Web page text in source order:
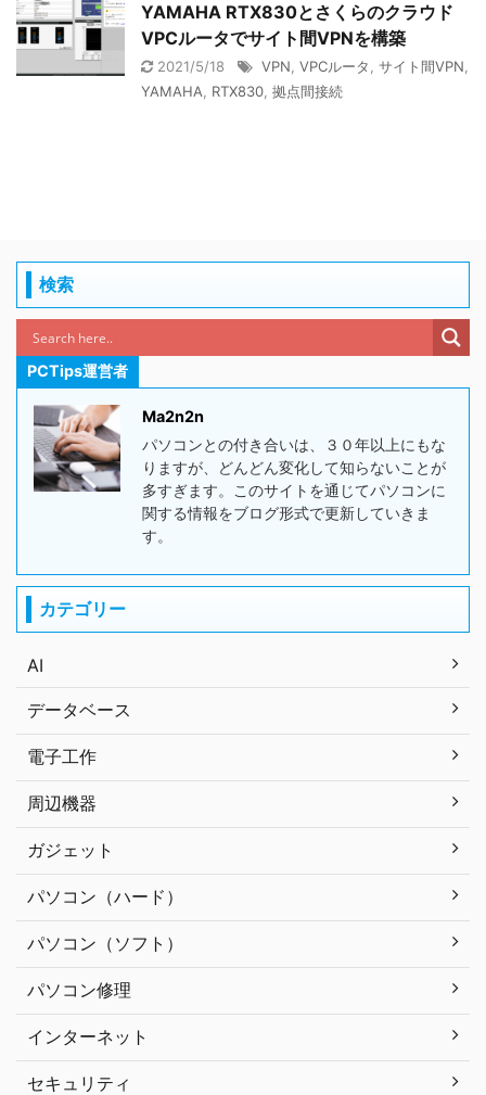
YAMAHA RTX830とさくらのクラウド
VPCルータでサイト間VPNを構築
2021/5/18 VPN VPCルータ サイト間VPN
YAMAHA
RTX830 拠点間接続
検索
PCTips運営者
Ma2n2n
パソコンとの付き合いは、３０年以上にもな
りますが、どんどん変化して知らないことが
多すぎます。このサイトを通じてパソコンに
関する情報をブログ形式で更新していきま
す。
カテゴリー
AI
データベース
電子工作
周辺機器
ガジェット
パソコン（ハード）
パソコン（ソフト）
パソコン修理
インターネット
セキュリティ